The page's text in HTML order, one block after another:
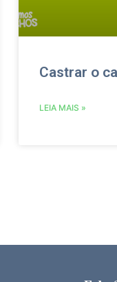
Castrar o
LEIA MAIS »